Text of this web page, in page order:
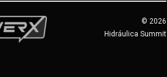
© 2026
Hidráulica Summit